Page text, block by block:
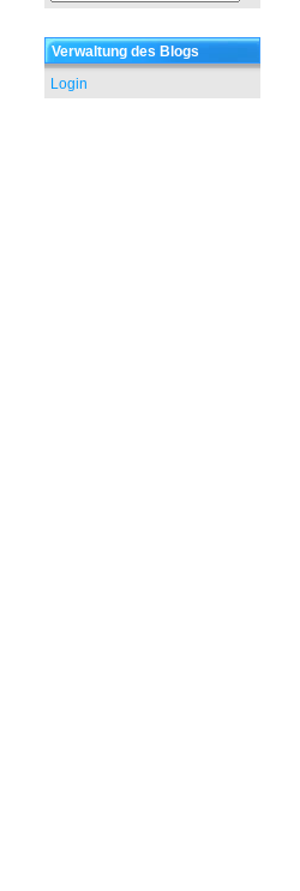
Verwaltung des Blogs
Login